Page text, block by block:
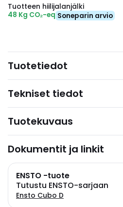
Tuotteen hiilijalanjälki
48 Kg CO₂-eq Soneparin arvio
Tuotetiedot
Tekniset tiedot
Tuotekuvaus
Dokumentit ja linkit
ENSTO -tuote
Tutustu ENSTO-sarjaan
Ensto Cubo D